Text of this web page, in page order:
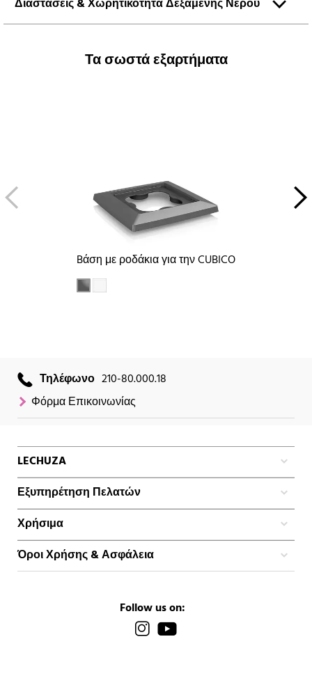
Διαστάσεις & Χωρητικότητα Δεξαμενής Νερού
Τα σωστά εξαρτήματα
Bάση με ροδάκια για την CUBICO
Τηλέφωνο 210-80.000.18
Φόρμα Επικοινωνίας
LECHUZA
Εξυπηρέτηση Πελατών
Χρήσιμα
Όροι Χρήσης & Ασφάλεια
Follow us on: